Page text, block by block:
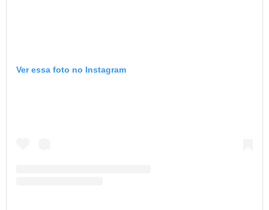
Ver essa foto no Instagram